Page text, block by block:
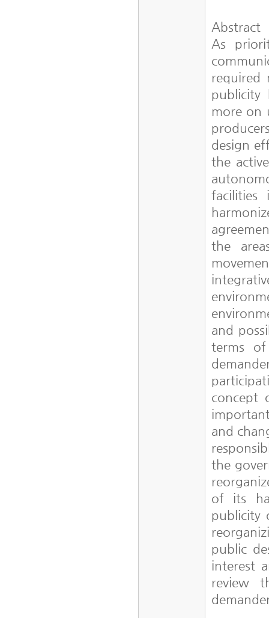
Abstract
As
required
publicity
more on
design
the
the
and
terms
concept
and
the
of its
publicity
public
interest
review